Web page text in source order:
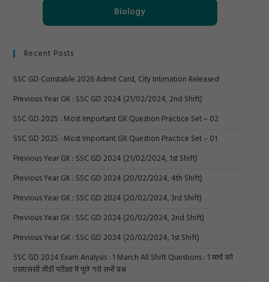
Biology
Recent Posts
SSC GD Constable 2026 Admit Card, City Intimation Released
Previous Year GK : SSC GD 2024 (21/02/2024, 2nd Shift)
SSC GD 2025 : Most Important GK Question Practice Set – 02
SSC GD 2025 : Most Important GK Question Practice Set – 01
Previous Year GK : SSC GD 2024 (21/02/2024, 1st Shift)
Previous Year GK : SSC GD 2024 (20/02/2024, 4th Shift)
Previous Year GK : SSC GD 2024 (20/02/2024, 3rd Shift)
Previous Year GK : SSC GD 2024 (20/02/2024, 2nd Shift)
Previous Year GK : SSC GD 2024 (20/02/2024, 1st Shift)
SSC GD 2024 Exam Analysis : 1 March All Shift Questions : 1 मार्च को
एसएससी जीडी परीक्षा में पूछे गये सभी प्रश्न